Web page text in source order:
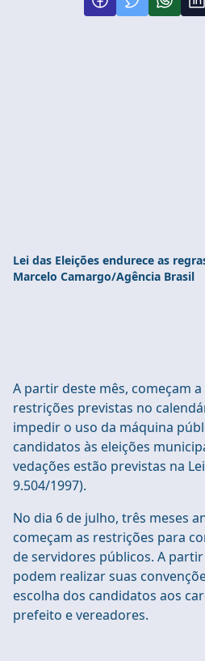
Lei das Eleições endurece as
Marcelo Camargo/Agência Brasil
A partir deste mês, começam
restrições previstas no
impedir o uso da máquina
candidatos às eleições
vedações estão previstas na
9.504/1997).
No dia 6 de julho, três meses
começam as restrições para
de servidores públicos. A
podem realizar suas
escolha dos candidatos aos
prefeito e vereadores.